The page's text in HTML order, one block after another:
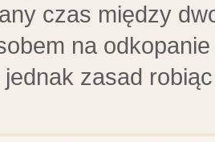
czas między
na
zasad